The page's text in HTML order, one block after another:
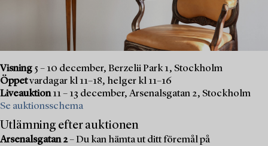
Visning 5 – 10 december, Berzelii Park 1, Stockholm
Öppetvardagar kl 11–18, helger kl 11–16
Liveauktion11 – 13 december, Arsenalsgatan 2, Stockholm
Se auktionsschema
Utlämning efter auktionen
Arsenalsgatan 2– Du kan hämta ut ditt föremål på